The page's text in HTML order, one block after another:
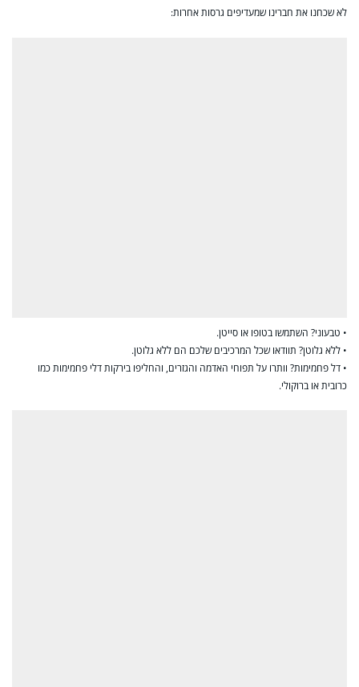
לא שכחנו את חברינו שמעדיפים גרסות אחרות:
• טבעוני? השתמשו בטופו או סייטן.
• ללא גלוטן? תוודאו שכל המרכיבים שלכם הם ללא גלוטן.
• דל פחמימות? וותרו על תפוחי האדמה והגזרים, והחליפו בירקות דלי פחמימות כמו
כרובית או ברוקולי.